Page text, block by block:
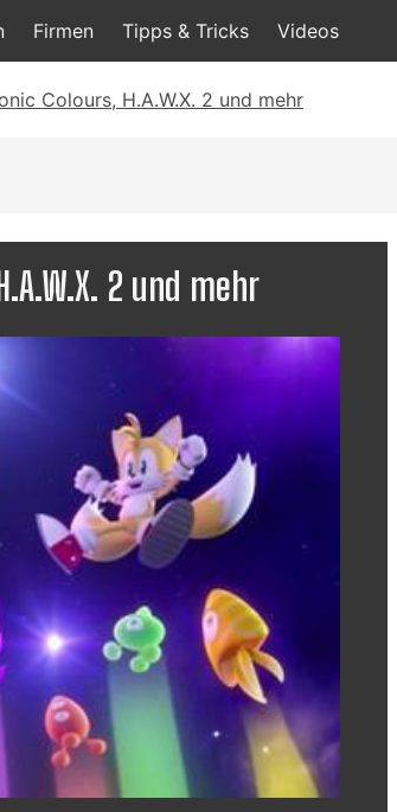
Firmen Tipps & Tricks Videos
Colours, H.A.W.X. 2 und mehr
2 und mehr